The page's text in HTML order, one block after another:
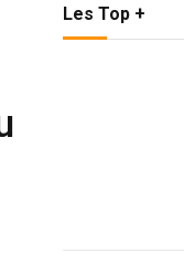
Les Top +